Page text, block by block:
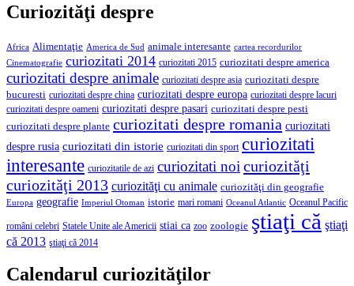
Curiozităţi despre
Africa Alimentaţie America de Sud animale interesante cartea recordurilor
Cinematografie curiozitati 2014 curiozitati 2015 curiozitati despre america
curiozitati despre animale curiozitati despre asia curiozitati despre
bucuresti curiozitati despre china curiozitati despre europa curiozitati despre lacuri
curiozitati despre oameni curiozitati despre pasari curiozitati despre pesti
curiozitati despre plante curiozitati despre romania curiozitati
despre rusia curiozitati din istorie curiozitati din sport curiozitati
interesante curiozitatile de azi curiozitati noi curiozităţi
curiozităţi 2013 curiozităţi cu animale curiozităţi din geografie
Europa geografie Imperiul Otoman istorie mari romani Oceanul Atlantic Oceanul Pacific
români celebri Statele Unite ale Americii stiai ca zoo zoologie ştiaţi că ştiaţi
că 2013 ştiaţi că 2014
Calendarul curiozităţilor